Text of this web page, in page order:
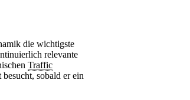
die wichtigste
relevante
Traffic
sobald er ein